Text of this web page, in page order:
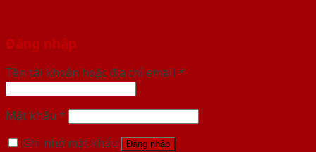
Đăng nhập
Tên tài khoản hoặc địa chỉ email *
Mật khẩu *
Ghi nhớ mật khẩu
Đăng nhập